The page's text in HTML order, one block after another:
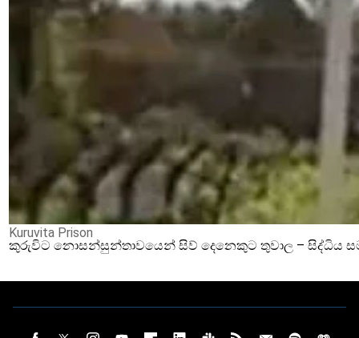
Kuruvita Prison
කුරුවිට නොසන්සුන්තාවයෙන් සිව් දෙනෙකුට තුවාල – සිද්ධිය